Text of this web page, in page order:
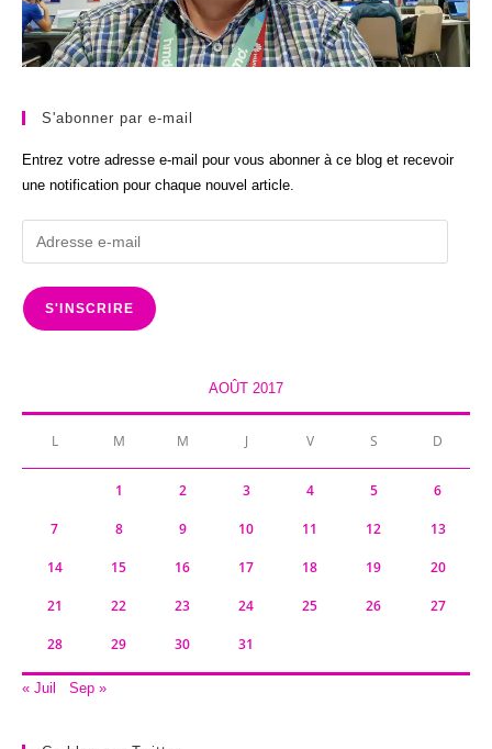
S'abonner par e-mail
Entrez votre adresse e-mail pour vous abonner à ce blog et recevoir
une notification pour chaque nouvel article.
e-
mail
S'INSCRIRE
AOÛT 2017
L M M J V S D
1 2 3 4 5 6
7 8 9 10 11 12 13
14 15 16 17 18 19 20
21 22 23 24 25 26 27
28 29 30 31
« Juil Sep »